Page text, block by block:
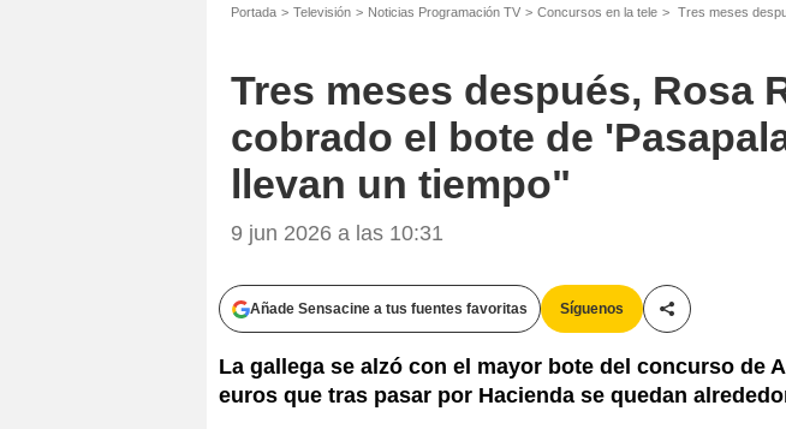
Portada Televisión Noticias Programación TV Concursos en la tele Tres meses
Tres meses después, Rosa
cobrado el bote de
llevan un tiempo"
9 jun 2026 a las 10:31
Añade Sensacine a tus fuentes favoritas Síguenos
Compartir
La gallega se alzó con el mayor bote del concurso de
euros que tras pasar por Hacienda se quedan
Atresmedia